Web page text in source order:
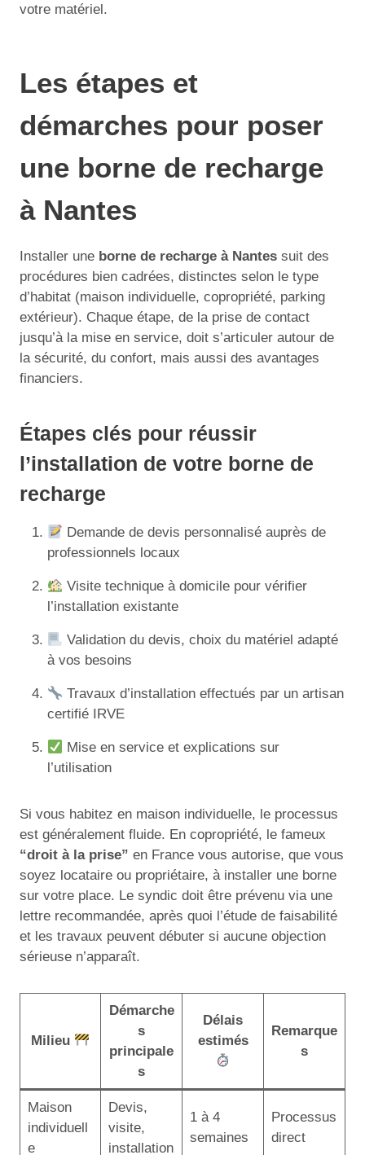
votre matériel.
Les étapes et
démarches pour poser
une borne de recharge
à Nantes
Installer une borne de recharge à Nantes suit des
procédures bien cadrées, distinctes selon le type
d’habitat (maison individuelle, copropriété, parking
extérieur). Chaque étape, de la prise de contact
jusqu’à la mise en service, doit s’articuler autour de
la sécurité, du confort, mais aussi des avantages
financiers.
Étapes clés pour réussir
l’installation de votre borne de
recharge
Demande de devis personnalisé auprès de
professionnels locaux
Visite technique à domicile pour vérifier
l’installation existante
Validation du devis, choix du matériel adapté
à vos besoins
Travaux d’installation effectués par un artisan
certifié IRVE
Mise en service et explications sur
l’utilisation
Si vous habitez en maison individuelle, le processus
est généralement fluide. En copropriété, le fameux
“droit à la prise” en France vous autorise, que vous
soyez locataire ou propriétaire, à installer une borne
sur votre place. Le syndic doit être prévenu via une
lettre recommandée, après quoi l’étude de faisabilité
et les travaux peuvent débuter si aucune objection
sérieuse n’apparaît.
Milieu
Démarche
s
principale
s
Délais
estimés
Remarque
s
Maison
individuell
e
Devis,
visite,
installation
1 à 4
semaines
Processus
direct